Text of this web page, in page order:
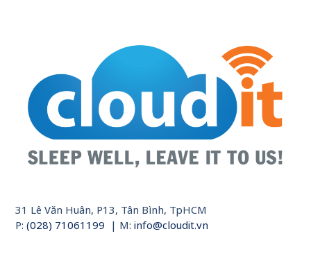
31 Lê Văn Huân, P13, Tân Bình, TpHCM
P:(028) 71061199 | M:info@cloudit.vn